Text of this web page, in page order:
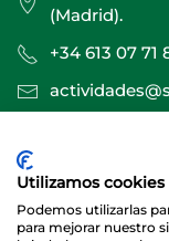
(Madrid).
+34 613 07 71
Sitio web creado
Utilizamos cookies
Podemos utilizarlas
para mejorar nuestro